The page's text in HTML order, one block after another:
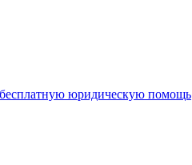
юридическую помощь